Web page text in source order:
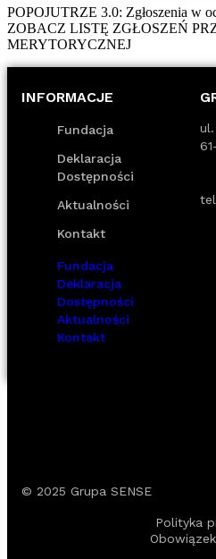
POPOJUTRZE 3.0: Zgłoszenia w
ZOBACZ LISTĘ ZGŁOSZEŃ
MERYTORYCZNEJ
INFORMACJE
Fundacja
Deklaracja
Dostępności
Aktualności
Kontakt
Fundacja
Deklaracja
Dostępności
Aktualności
Kontakt
© 2025 Grupa SENSE
Polityka